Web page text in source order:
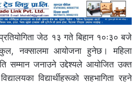
प्रतियोगिता जेठ १३ गते बिहान १०ः३० बजे
नक्सालमा आयोजना हुनेछ। महिला
सम्मान जनाउने उद्देश्यले आयोजित उक्त
विद्यार्थीहरूको सहभागिता रहने